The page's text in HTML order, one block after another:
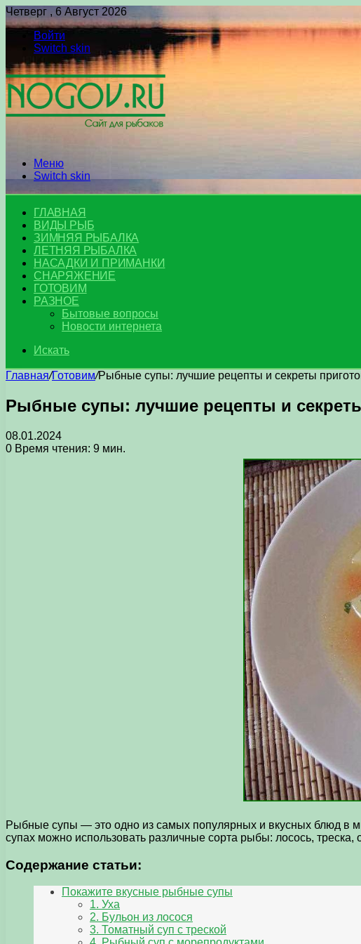
Четверг , 6 Август 2026
Войти
Switch skin
Меню
Switch skin
ГЛАВНАЯ
ВИДЫ РЫБ
ЗИМНЯЯ РЫБАЛКА
ЛЕТНЯЯ РЫБАЛКА
НАСАДКИ И ПРИМАНКИ
СНАРЯЖЕНИЕ
ГОТОВИМ
РАЗНОЕ
Бытовые вопросы
Новости интернета
Искать
Главная/Готовим/Рыбные супы: лучшие рецепты и секреты
Рыбные супы: лучшие рецепты и
08.01.2024
0 Время чтения: 9 мин.
Рыбные супы — это одно из самых популярных и вкусных блюд в
супах можно использовать различные сорта рыбы: лосось,
Содержание статьи:
Покажите вкусные рыбные супы
1. Уха
2. Бульон из лосося
3. Томатный суп с треской